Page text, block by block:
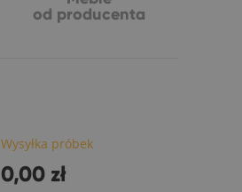
od producenta
Wysyłka próbek
0,00 zł